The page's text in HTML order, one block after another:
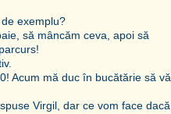
exemplu?
să mâncăm ceva, apoi să
Acum mă duc în bucătărie să vă
Virgil, dar ce vom face dacă